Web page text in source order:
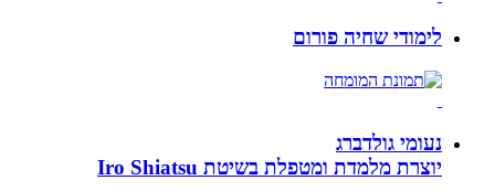
לימודי שחיה פורום
נעומי גולדברג
יוצרת מלמדת ומטפלת בשיטת Iro Shiatsu